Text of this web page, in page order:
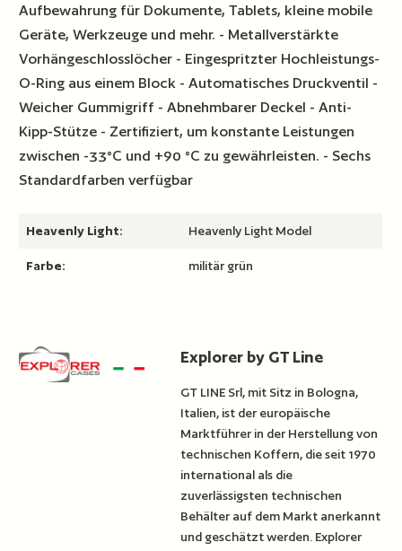
Aufbewahrung für Dokumente, Tablets, kleine mobile
Geräte, Werkzeuge und mehr. - Metallverstärkte
Vorhängeschlosslöcher - Eingespritzter Hochleistungs-
O-Ring aus einem Block - Automatisches Druckventil -
Weicher Gummigriff - Abnehmbarer Deckel - Anti-
Kipp-Stütze - Zertifiziert, um konstante Leistungen
zwischen -33°C und +90 °C zu gewährleisten. - Sechs
Standardfarben verfügbar
Heavenly Light: Heavenly Light Model
Farbe: militär grün
Explorer by GT Line
GT LINE Srl, mit Sitz in Bologna,
Italien, ist der europäische
Marktführer in der Herstellung von
technischen Koffern, die seit 1970
international als die
zuverlässigsten technischen
Behälter auf dem Markt anerkannt
und geschätzt werden. Explorer